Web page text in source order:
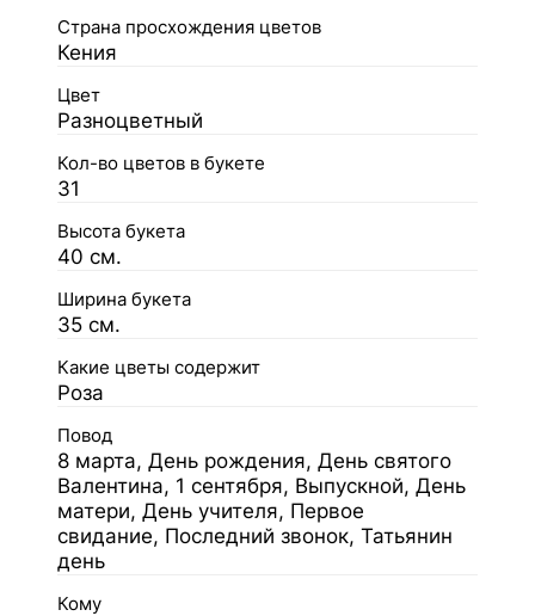
Страна просхождения цветов
Кения
Цвет
Разноцветный
Кол-во цветов в букете
31
Высота букета
40 см.
Ширина букета
35 см.
Какие цветы содержит
Роза
Повод
8 марта, День рождения, День святого
Валентина, 1 сентября, Выпускной, День
матери, День учителя, Первое
свидание, Последний звонок, Татьянин
день
Кому